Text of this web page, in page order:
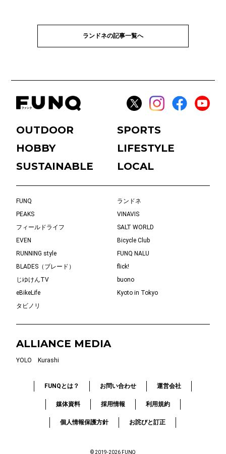
ランドネの記事一覧へ
OUTDOOR
SPORTS
HOBBY
LIFESTYLE
SUSTAINABLE
LOCAL
FUNQ
ランドネ
PEAKS
VINAVIS
フィールドライフ
SALT WORLD
EVEN
Bicycle Club
RUNNING style
FUNQ NALU
BLADES（ブレード）
flick!
じゆけんTV
buono
eBikeLife
Kyoto in Tokyo
タビノリ
ALLIANCE MEDIA
YOLO Kurashi
FUNQとは？ お問い合わせ 運営会社
媒体資料 採用情報 利用規約
個人情報保護方針 お詫びと訂正
© 2019-2026 FUNQ